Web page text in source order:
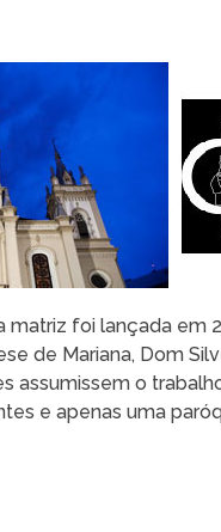
matriz foi lançada em
de Mariana, Dom
assumissem o
e apenas uma